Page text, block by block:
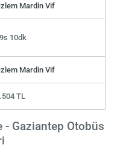
Mardin Vif
10dk
Mardin Vif
TL
- Gaziantep Otobüs